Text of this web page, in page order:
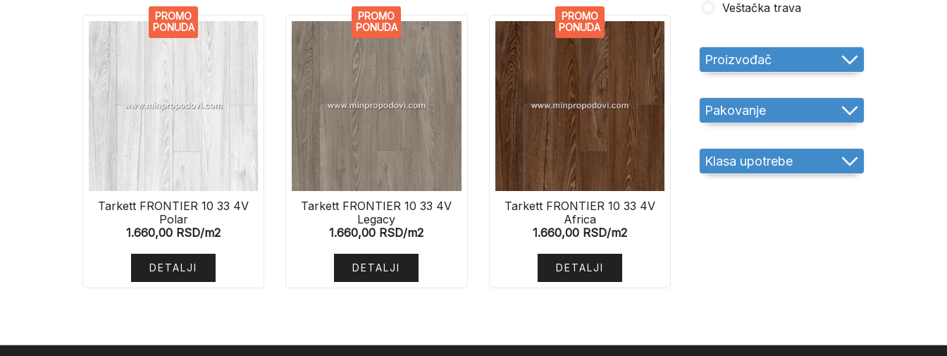
PROMO
PONUDA
Tarkett FRONTIER 10 33 4V
Polar
1.660,00 RSD/m2
DETALJI
PROMO
PONUDA
Tarkett FRONTIER 10 33 4V
Legacy
1.660,00 RSD/m2
DETALJI
PROMO
PONUDA
Tarkett FRONTIER 10 33 4V
Africa
1.660,00RSD/m2
DETALJI
Veštačka trava
Proizvođač
Pakovanje
Klasa upotrebe